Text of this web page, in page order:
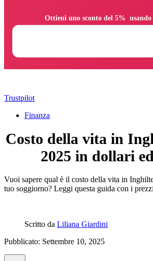
Trustpilot
Finanza
Costo della vita in
2025 in dollari
Vuoi sapere qual è il costo della vita in
tuo soggiorno? Leggi questa guida con i
Scritto da Liliana Giardini
Pubblicato: Settembre 10, 2025